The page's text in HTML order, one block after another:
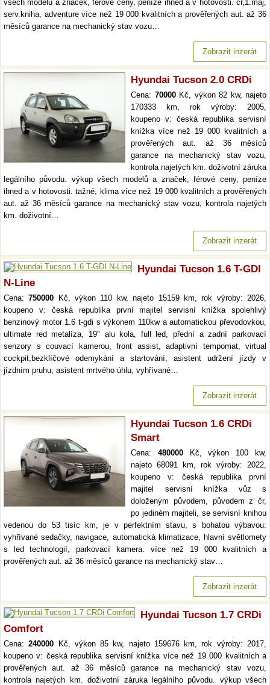
všech modelů a značek, férové ceny, peníze ihned a v hotovosti. čr,1.maj,
serv.kniha, adventure více než 19 000 kvalitních a prověřených aut. až 36
měsíců garance na mechanický stav vozu…
Zobrazit inzerát
Hyundai Tucson 2.0 CRDi
Cena: 70000Kč, výkon 82 kw, najeto
170333 km, rok výroby: 2005,
koupeno v: česká republika servisní
knížka více než 19 000 kvalitních a
prověřených aut. až 36 měsíců
garance na mechanický stav vozu,
kontrola najetých km. doživotní záruka
legálního původu. výkup všech modelů a značek, férové ceny, peníze
ihned a v hotovosti. tažné, klima více než 19 000 kvalitních a prověřených
aut. až 36 měsíců garance na mechanický stav vozu, kontrola najetých
km. doživotní…
Zobrazit inzerát
Hyundai Tucson 1.6 T-GDI
N-Line
Cena:750000 Kč, výkon 110 kw, najeto 15159 km, rok výroby: 2026,
koupeno v: česká republika první majitel servisní knížka spolehlivý
benzinový motor 1.6 t-gdi s výkonem 110kw a automatickou převodovkou,
ultimate red metalíza, 19" alu kola, full led, přední a zadní parkovací
senzory s couvací kamerou, front assist, adaptivní tempomat, virtual
cockpit,bezklíčové odemykání a startování, asistent udržení jízdy v
jízdním pruhu, asistent mrtvého úhlu, vyhřívané…
Zobrazit inzerát
Hyundai Tucson 1.6 CRDi
Smart
Cena: 480000Kč, výkon 100 kw,
najeto 68091 km, rok výroby: 2022,
koupeno v: česká republika první
majitel servisní knížka vůz s
doloženým původem, původem z čr,
po jediném majiteli, se servisní knihou
vedenou do 53 tisíc km, je v perfektním stavu, s bohatou výbavou:
vyhřívané sedačky, navigace, automatická klimatizace, hlavní světlomety
s led technologií, parkovací kamera. více než 19 000 kvalitních a
prověřených aut. až 36 měsíců garance na mechanický stav…
Zobrazit inzerát
Hyundai Tucson 1.7 CRDi
Comfort
Cena:240000 Kč, výkon 85 kw, najeto 159676 km, rok výroby: 2017,
koupeno v: česká republika servisní knížka více než 19 000 kvalitních a
prověřených aut. až 36 měsíců garance na mechanický stav vozu,
kontrola najetých km. doživotní záruka legálního původu. výkup všech